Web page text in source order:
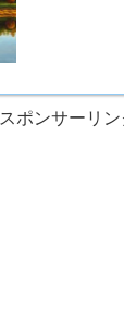
スポンサーリン